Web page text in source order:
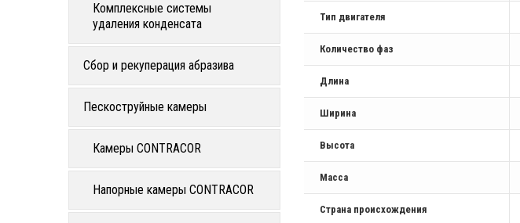
Комплексные системы
удаления конденсата
Сбор и рекуперация абразива
Пескоструйные камеры
Камеры CONTRACOR
Напорные камеры CONTRACOR
Тип двигателя
Количество фаз
Длина
Ширина
Высота
Масса
Страна происхождения